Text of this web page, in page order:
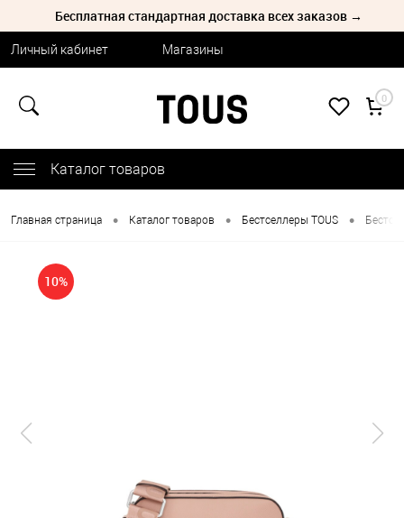
Бесплатная стандартная доставка всех заказов →
Личный кабинет Магазины
0
Каталог товаров
Главная страница • Каталог товаров • Бестселлеры TOUS •
10%